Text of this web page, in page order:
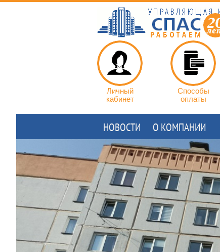
Личный
кабинет
Способы
оплаты
НОВОСТИ О КОМПАНИИ